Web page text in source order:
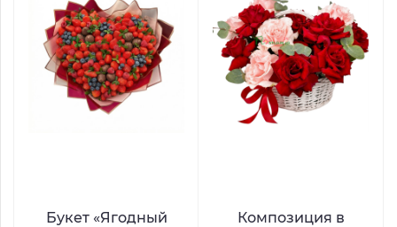
Букет «Ягодный
Композиция в